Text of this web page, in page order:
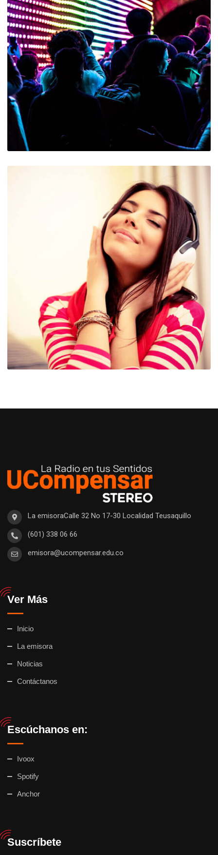
La emisoraCalle 32 No 17-30 Localidad Teusaquillo
(601) 338 06 66
emisora@ucompensar.edu.co
Ver Más
Inicio
La emisora
Noticias
Contáctanos
Escúchanos en:
Ivoox
Spotify
Anchor
Suscríbete